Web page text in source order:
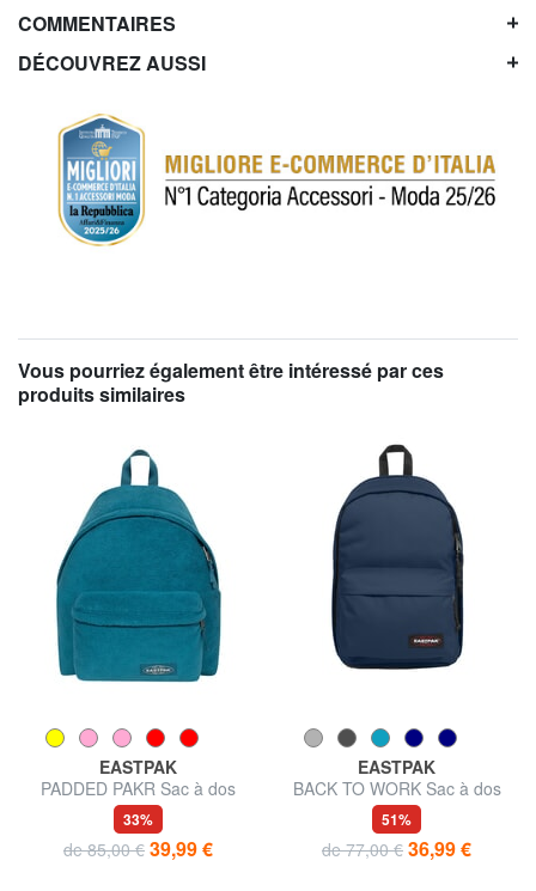
COMMENTAIRES
DÉCOUVREZ AUSSI
Vous pourriez également être intéressé par ces
produits similaires
EASTPAK
PADDED PAKR Sac à dos
33%
de 85,00 € 39,99 €
EASTPAK
BACK TO WORK Sac à dos
ordinateur 15"
51%
de 77,00 € 36,99 €